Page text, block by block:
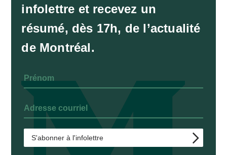
infolettre et recevez un
résumé, dès 17h, de l’actualité
de Montréal.